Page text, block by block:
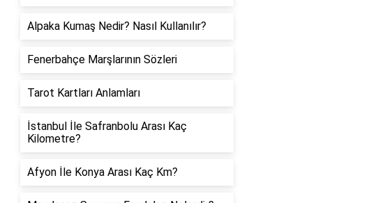
Alpaka Kumaş Nedir? Nasıl Kullanılır?
Fenerbahçe Marşlarının Sözleri
Tarot Kartları Anlamları
İstanbul İle Safranbolu Arası Kaç
Kilometre?
Afyon İle Konya Arası Kaç Km?